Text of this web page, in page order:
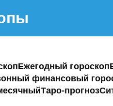
Ежегодный гороскоп
финансовый
Таро-прогноз